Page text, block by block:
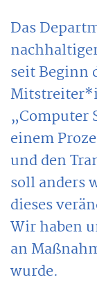
Das
seit Beginn
„Computer
einem
und den
soll anders
dieses
Wir haben
an
wurde.